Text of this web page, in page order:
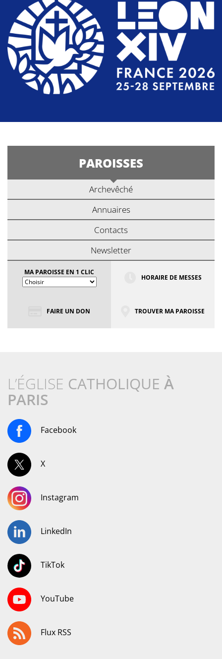
PAROISSES
Archevêché
Annuaires
Contacts
Newsletter
MA PAROISSE EN 1 CLIC
HORAIRE DE MESSES
FAIRE UN DON TROUVER MA PAROISSE
L’ÉGLISE CATHOLIQUE À
PARIS
Facebook
X
Instagram
LinkedIn
TikTok
YouTube
Flux RSS